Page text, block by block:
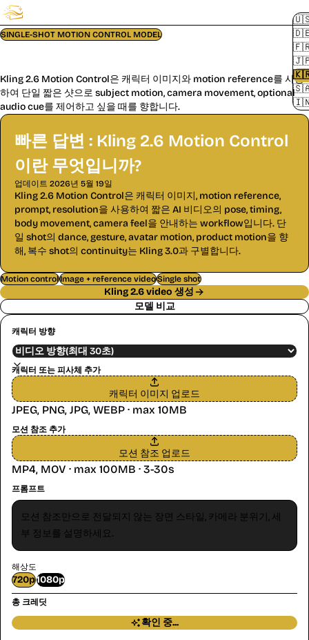
SINGLE-SHOT MOTION CONTROL MODEL
Kling 2.6 motion control 비디오 생성기
Kling 2.6 Motion Control은 캐릭터 이미지와 motion reference를 사용
하여 단일 짧은 샷으로 subject motion, camera movement, optional
audio cue를 제어하고 싶을 때를 향합니다.
빠른 답변 : Kling 2.6 Motion Control
이란 무엇입니까?
업데이트 2026년 5월 19일
Kling 2.6 Motion Control은 캐릭터 이미지, motion reference,
prompt, resolution을 사용하여 짧은 AI 비디오의 pose, timing,
body movement, camera feel을 안내하는 workflow입니다. 단
일 shot의 dance, gesture, avatar motion, product motion을 향
해, 복수 shot의 continuity는 Kling 3.0과 구별합니다.
Motion controlImage + reference videoSingle shot
Kling 2.6 video 생성
모델 비교
캐릭터 방향
캐릭터 또는 피사체 추가
캐릭터 이미지 업로드
JPEG, PNG, JPG, WEBP · max 10MB
모션 참조 추가
모션 참조 업로드
MP4, MOV · max 100MB · 3-30s
프롬프트
해상도
720p1080p
총 크레딧
확인 중...